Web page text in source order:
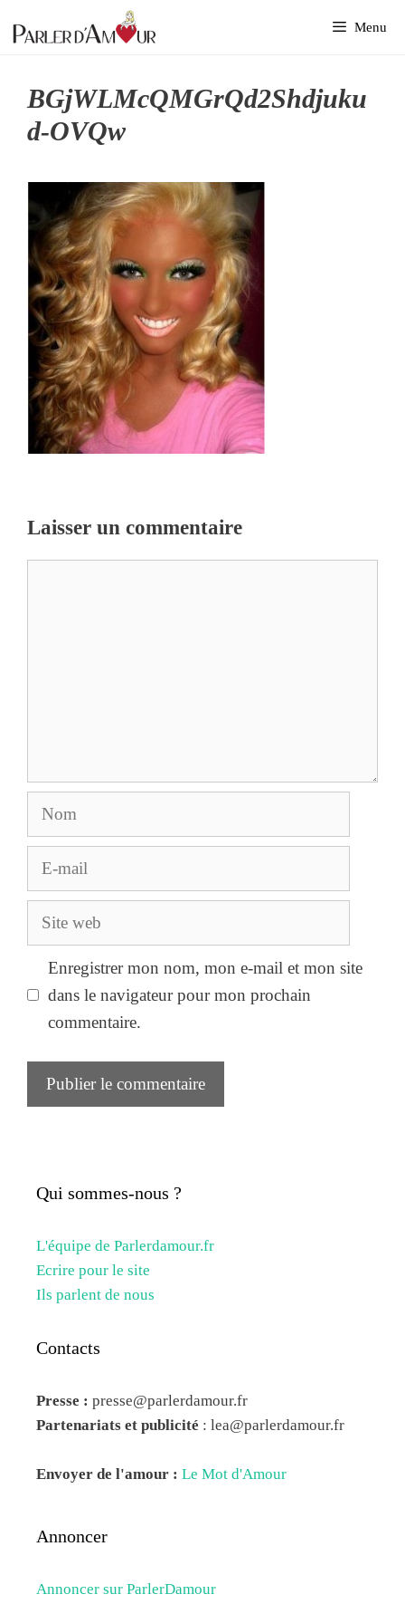
au
Menu
BGjWLMcQMGrQd2Shdjuku
D-OVQw
Laisser un commentaire
Nom
E-
Site
Enregistrer mon nom, mon e-mail et mon site
dans le navigateur pour mon prochain
commentaire.
Qui sommes-nous ?
L'équipe de Parlerdamour.fr
Ecrire pour le site
Ils parlent de nous
Contacts
Presse : presse@parlerdamour.fr
Partenariats et publicité : lea@parlerdamour.fr
Envoyer de l'amour : Le Mot d'Amour
Annoncer
Annoncer sur ParlerDamour